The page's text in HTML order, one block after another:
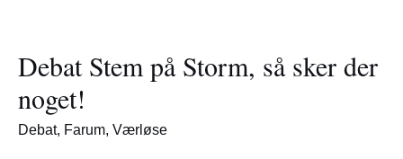
Debat Stem på Storm, så sker der
noget!
Debat, Farum, Værløse
på
Storm,
så
sker